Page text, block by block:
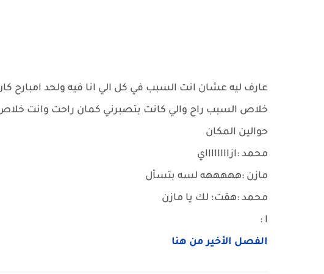
عارف ليه عشان انت السبب في كل الي انا فيه ولحد
خلاص السبب راح والي كانت بتصبرني كمان راحت وانت
حوالين المكان
محمد :ازااااااااي
مازن :هههههه لسه بتسأل
محمد :هقت؛ لك يا مازن
ا :
الفصل الأخير من هنا